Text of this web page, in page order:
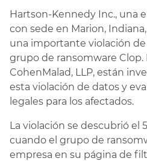
Hartson-Kennedy Inc., una
con sede en Marion,
una importante violación de
grupo de ransomware Clop.
CohenMalad, LLP, están
esta violación de datos y
legales para los afectados.
La violación se descubrió el
cuando el grupo de
empresa en su página de